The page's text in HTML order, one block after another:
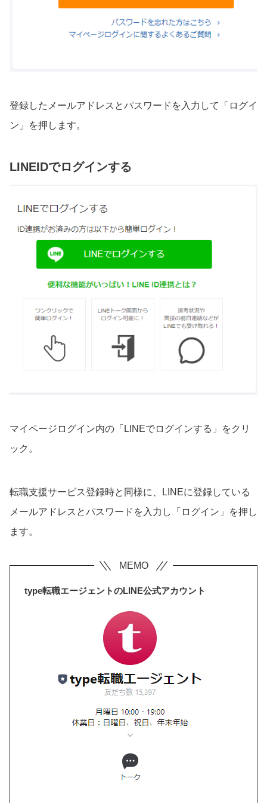
登録したメールアドレスとパスワードを入力して「ログイ
ン」を押します。
LINEIDでログインする
マイページログイン内の「LINEでログインする」をクリ
ック。
転職支援サービス登録時と同様に、LINEに登録している
メールアドレスとパスワードを入力し「ログイン」を押し
ます。
type転職エージェントのLINE公式アカウント